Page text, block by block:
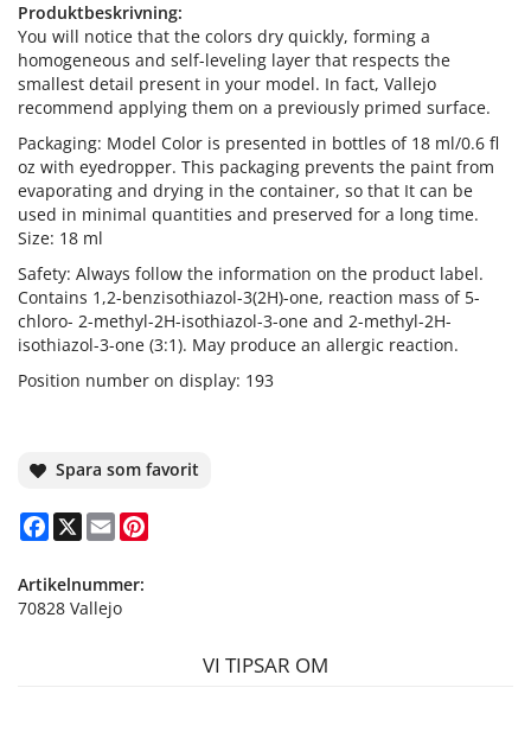
Produktbeskrivning:
You will notice that the colors dry quickly, forming a
homogeneous and self-leveling layer that respects the
smallest detail present in your model. In fact, Vallejo
recommend applying them on a previously primed surface.
Packaging: Model Color is presented in bottles of 18 ml/0.6 fl
oz with eyedropper. This packaging prevents the paint from
evaporating and drying in the container, so that It can be
used in minimal quantities and preserved for a long time.
Size: 18 ml
Safety: Always follow the information on the product label.
Contains 1,2-benzisothiazol-3(2H)-one, reaction mass of 5-
chloro- 2-methyl-2H-isothiazol-3-one and 2-methyl-2H-
isothiazol-3-one (3:1). May produce an allergic reaction.
Position number on display: 193
Spara som favorit
Facebook
X Email
Artikelnummer:
70828 Vallejo
VI TIPSAR OM